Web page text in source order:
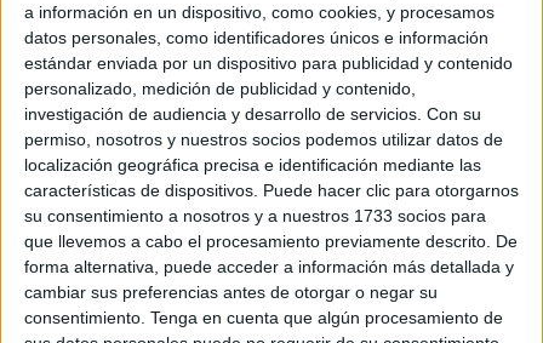
a información en un dispositivo, como cookies, y procesamos
datos personales, como identificadores únicos e información
estándar enviada por un dispositivo para publicidad y contenido
personalizado, medición de publicidad y contenido,
investigación de audiencia y desarrollo de servicios. Con su
permiso, nosotros y nuestros socios podemos utilizar datos de
localización geográfica precisa e identificación mediante las
características de dispositivos. Puede hacer clic para otorgarnos
su consentimiento a nosotros y a nuestros 1733 socios para
que llevemos a cabo el procesamiento previamente descrito. De
forma alternativa, puede acceder a información más detallada y
cambiar sus preferencias antes de otorgar o negar su
consentimiento. Tenga en cuenta que algún procesamiento de
Una propiedad situada en la falda delMonte Hachode
Ceuta ha salido asubasta judicial públicatras un
procedimiento por impago de deuda. El anuncio, publicado
en elBoletín Oficial del Estado, detalla la venta de una
parcela con unaviviendade una sola plantaen la
ciudad autónoma.
La subasta está gestionada por la Sección Civil del
juzgado de Ceuta y se enmarca dentro de un
procedimiento envía de apremio, lo que implica que la
Justicia actúa para recuperar una cantidad pendiente